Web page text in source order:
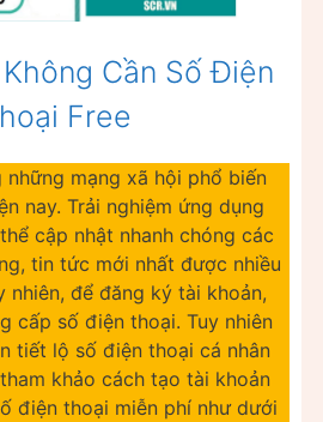
Cần Số Điện
Free
mạng xã hội phổ biến
nay. Trải nghiệm ứng dụng
cập nhật nhanh chóng các
tin tức mới nhất được nhiều
nhiên, để đăng ký tài khoản,
cấp số điện thoại. Tuy nhiên
tiết lộ số điện thoại cá nhân
khảo cách tạo tài khoản
điện thoại miễn phí như dưới